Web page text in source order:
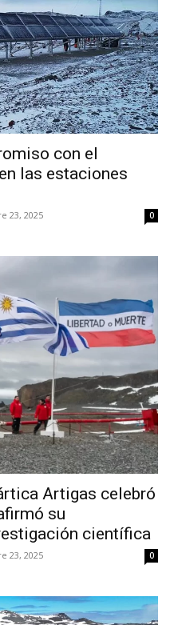
con el
las estaciones
23, 2025 0
Artigas celebró
su
científica
23, 2025 0